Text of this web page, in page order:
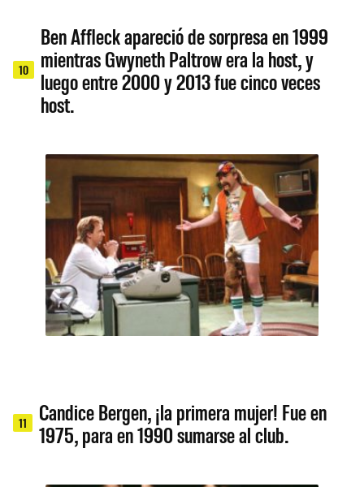
10
Ben Affleck apareció de sorpresa en 1999
mientras Gwyneth Paltrow era la host, y
luego entre 2000 y 2013 fue cinco veces
host.
11
Candice Bergen, ¡la primera mujer! Fue en
1975, para en 1990 sumarse al club.